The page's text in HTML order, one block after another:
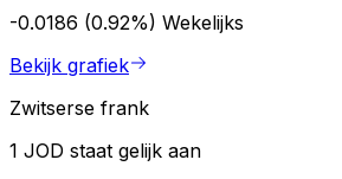
-0.0186 (0.92%) Wekelijks
Bekijk grafiek
Zwitserse frank
1 JOD staat gelijk aan